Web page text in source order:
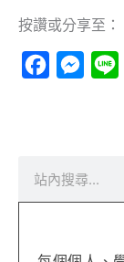
按讚或分享至：
Facebook